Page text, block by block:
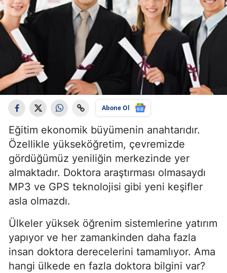
Abone Ol
Eğitim ekonomik büyümenin anahtarıdır.
Özellikle yükseköğretim, çevremizde
gördüğümüz yeniliğin merkezinde yer
almaktadır. Doktora araştırması olmasaydı
MP3 ve GPS teknolojisi gibi yeni keşifler
asla olmazdı.
Ülkeler yüksek öğrenim sistemlerine yatırım
yapıyor ve her zamankinden daha fazla
insan doktora derecelerini tamamlıyor. Ama
hangi ülkede en fazla doktora bilgini var?